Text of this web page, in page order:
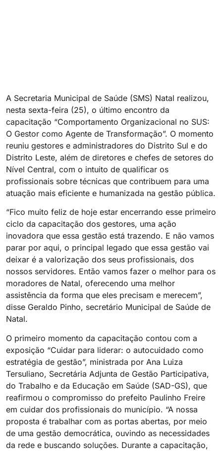
A Secretaria Municipal de Saúde (SMS) Natal realizou,
nesta sexta-feira (25), o último encontro da
capacitação “Comportamento Organizacional no SUS:
O Gestor como Agente de Transformação”. O momento
reuniu gestores e administradores do Distrito Sul e do
Distrito Leste, além de diretores e chefes de setores do
Nível Central, com o intuito de qualificar os
profissionais sobre técnicas que contribuem para uma
atuação mais eficiente e humanizada na gestão pública.
“Fico muito feliz de hoje estar encerrando esse primeiro
ciclo da capacitação dos gestores, uma ação
inovadora que essa gestão está trazendo. E não vamos
parar por aqui, o principal legado que essa gestão vai
deixar é a valorização dos seus profissionais, dos
nossos servidores. Então vamos fazer o melhor para os
moradores de Natal, oferecendo uma melhor
assistência da forma que eles precisam e merecem”,
disse Geraldo Pinho, secretário Municipal de Saúde de
Natal.
O primeiro momento da capacitação contou com a
exposição “Cuidar para liderar: o autocuidado como
estratégia de gestão”, ministrada por Ana Luiza
Tersuliano, Secretária Adjunta de Gestão Participativa,
do Trabalho e da Educação em Saúde (SAD-GS), que
reafirmou o compromisso do prefeito Paulinho Freire
em cuidar dos profissionais do município. “A nossa
proposta é trabalhar com as portas abertas, por meio
de uma gestão democrática, ouvindo as necessidades
da rede e buscando soluções. Durante a capacitação,